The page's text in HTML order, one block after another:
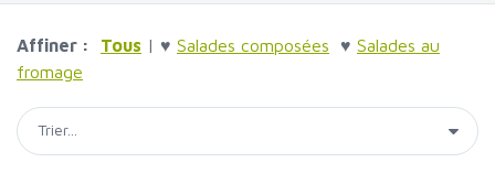
Affiner : Tous | ♥ Salades composées ♥ Salades au
fromage